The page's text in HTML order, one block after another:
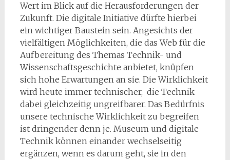
Wert im Blick auf die Herausforderungen der
Zukunft. Die digitale Initiative dürfte hierbei
ein wichtiger Baustein sein. Angesichts der
vielfältigen Möglichkeiten, die das Web für die
Aufbereitung des Themas Technik- und
Wissenschaftsgeschichte anbietet, knüpfen
sich hohe Erwartungen an sie. Die Wirklichkeit
wird heute immer technischer, die Technik
dabei gleichzeitig ungreifbarer. Das Bedürfnis
unsere technische Wirklichkeit zu begreifen
ist dringender denn je. Museum und digitale
Technik können einander wechselseitig
ergänzen, wenn es darum geht, sie in den